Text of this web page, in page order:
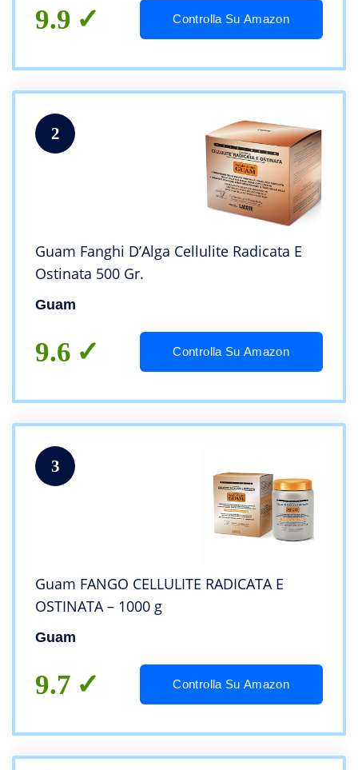
9.9 Controlla Su Amazon
2
Guam Fanghi D’Alga Cellulite Radicata E
Ostinata 500 Gr.
Guam
9.6 Controlla Su Amazon
3
Guam FANGO CELLULITE RADICATA E
OSTINATA – 1000 g
Guam
9.7 Controlla Su Amazon